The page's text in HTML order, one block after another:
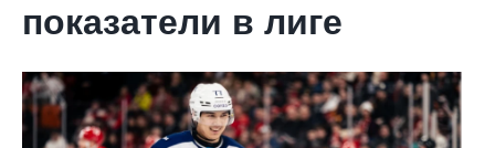
показатели в лиге